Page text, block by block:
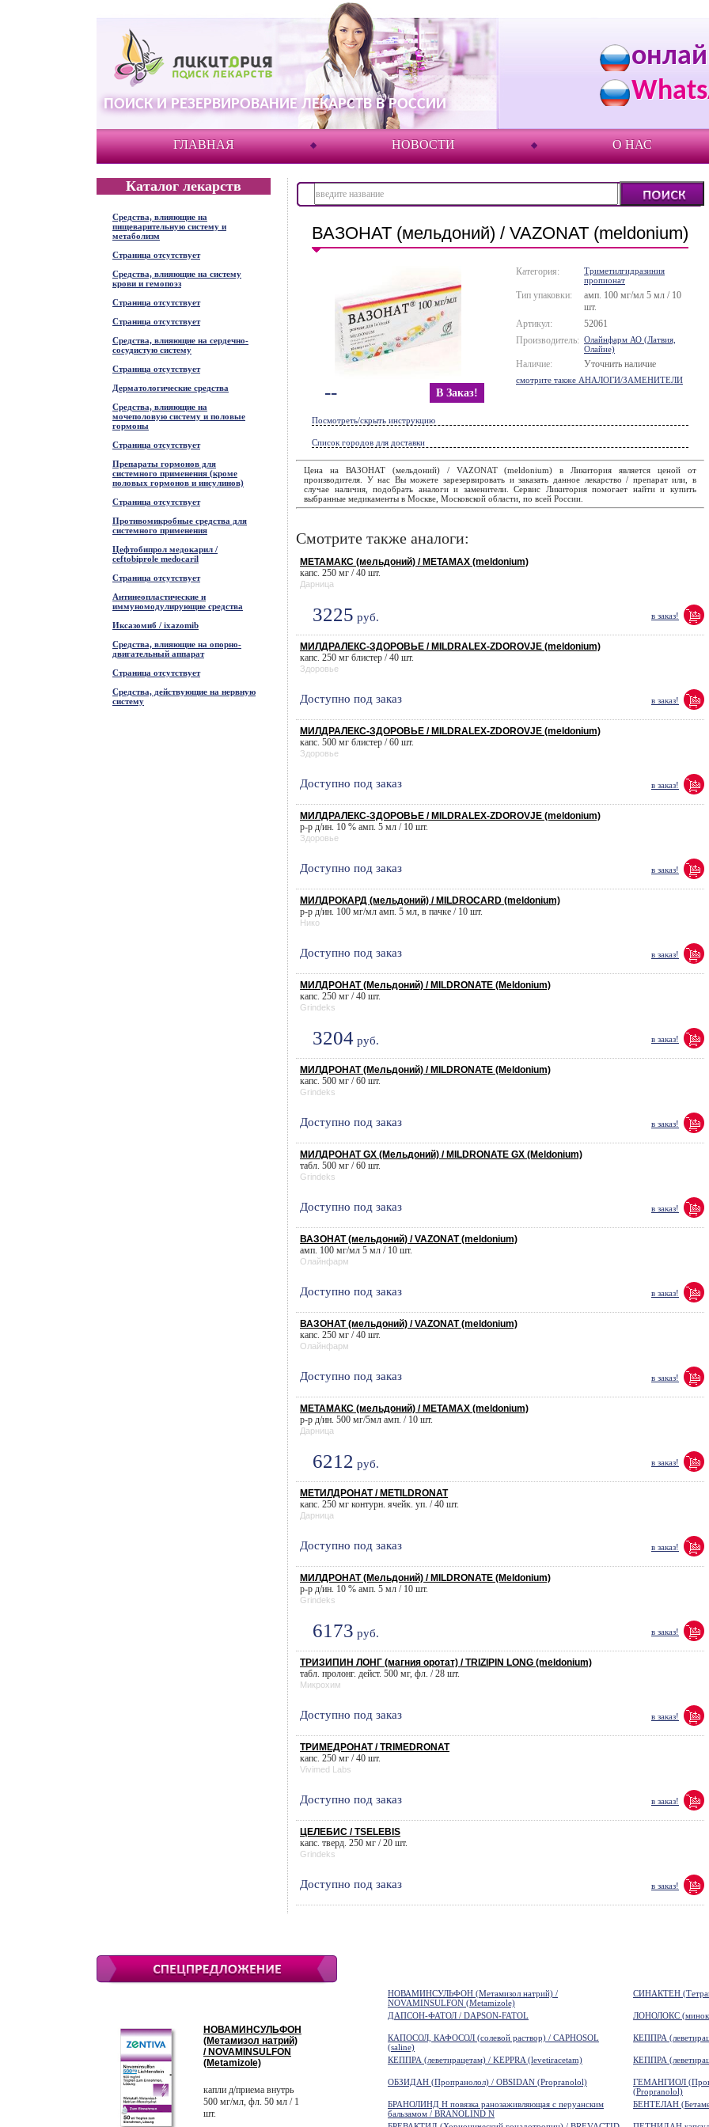
ПОИСК И РЕЗЕРВИРОВАНИЕ ЛЕКАРСТВ В РОССИИ
ГЛАВНАЯ НОВОСТИ О НАС
Каталог лекарств
Средства, влияющие на
пищеварительную систему и
метаболизм
Страница отсутствует
Средства, влияющие на систему
крови и гемопоэз
Страница отсутствует
Страница отсутствует
Средства, влияющие на сердечно-
сосудистую систему
Страница отсутствует
Дерматологические средства
Средства, влияющие на
мочеполовую систему и половые
гормоны
Страница отсутствует
Препараты гормонов для
системного применения (кроме
половых гормонов и инсулинов)
Страница отсутствует
Противомикробные средства для
системного применения
Цефтобипрол медокарил /
ceftobiprole medocaril
Страница отсутствует
Антинеопластические и
иммуномодулирующие средства
Иксазомиб / ixazomib
Средства, влияющие на опорно-
двигательный аппарат
Страница отсутствует
Средства, действующие на нервную
систему
ВАЗОНАТ (мельдоний) / VAZONAT (meldonium)
-- В Заказ!
Категория:
Триметилгидразиния
пропионат
Тип упаковки:
амп. 100 мг/мл 5 мл / 10
шт.
Артикул:
52061
Производитель: Олайнфарм АО (Латвия,
Олайне)
Наличие: Уточнить наличие
смотрите также АНАЛОГИ/ЗАМЕНИТЕЛИ
Посмотреть/скрыть инструкцию
Список городов для доставки
Цена на ВАЗОНАТ (мельдоний) / VAZONAT (meldonium) в Ликитория является ценой от
производителя. У нас Вы можете зарезервировать и заказать данное лекарство / препарат или, в
случае наличия, подобрать аналоги и заменители. Сервис Ликитория помогает найти и купить
выбранные медикаменты в Москве, Московской области, по всей России.
Смотрите также аналоги:
МЕТАМАКС (мельдоний) / METAMAX (meldonium)
капс. 250 мг / 40 шт.
Дарница
3225 руб. в заказ!
МИЛДРАЛЕКС-ЗДОРОВЬЕ / MILDRALEX-ZDOROVJE (meldonium)
капс. 250 мг блистер / 40 шт.
Здоровье
Доступно под заказ в заказ!
МИЛДРАЛЕКС-ЗДОРОВЬЕ / MILDRALEX-ZDOROVJE (meldonium)
капс. 500 мг блистер / 60 шт.
Здоровье
Доступно под заказ в заказ!
МИЛДРАЛЕКС-ЗДОРОВЬЕ / MILDRALEX-ZDOROVJE (meldonium)
р-р д/ин. 10 % амп. 5 мл / 10 шт.
Здоровье
Доступно под заказ в заказ!
МИЛДРОКАРД (мельдоний) / MILDROCARD (meldonium)
р-р д/ин. 100 мг/мл амп. 5 мл, в пачке / 10 шт.
Нико
Доступно под заказ в заказ!
МИЛДРОНАТ (Мельдоний) / MILDRONATE (Meldonium)
капс. 250 мг / 40 шт.
Grindeks
3204 руб. в заказ!
МИЛДРОНАТ (Мельдоний) / MILDRONATE (Meldonium)
капс. 500 мг / 60 шт.
Grindeks
Доступно под заказ в заказ!
МИЛДРОНАТ GX (Мельдоний) / MILDRONATE GX (Meldonium)
табл. 500 мг / 60 шт.
Grindeks
Доступно под заказ в заказ!
ВАЗОНАТ (мельдоний) / VAZONAT (meldonium)
амп. 100 мг/мл 5 мл / 10 шт.
Олайнфарм
Доступно под заказ в заказ!
ВАЗОНАТ (мельдоний) / VAZONAT (meldonium)
капс. 250 мг / 40 шт.
Олайнфарм
Доступно под заказ в заказ!
МЕТАМАКС (мельдоний) / METAMAX (meldonium)
р-р д/ин. 500 мг/5мл амп. / 10 шт.
Дарница
6212 руб. в заказ!
МЕТИЛДРОНАТ / METILDRONAT
капс. 250 мг контурн. ячейк. уп. / 40 шт.
Дарница
Доступно под заказ в заказ!
МИЛДРОНАТ (Мельдоний) / MILDRONATE (Meldonium)
р-р д/ин. 10 % амп. 5 мл / 10 шт.
Grindeks
6173 руб. в заказ!
ТРИЗИПИН ЛОНГ (магния оротат) / TRIZIPIN LONG (meldonium)
табл. пролонг. дейст. 500 мг, фл. / 28 шт.
Микрохим
Доступно под заказ в заказ!
ТРИМЕДРОНАТ / TRIMEDRONAT
капс. 250 мг / 40 шт.
Vivimed Labs
Доступно под заказ в заказ!
ЦЕЛЕБИС / TSELEBIS
капс. тверд. 250 мг / 20 шт.
Grindeks
Доступно под заказ в заказ!
НОВАМИНСУЛЬФОН
(Метамизол натрий)
/ NOVAMINSULFON
(Metamizole)
капли д/приема внутрь
500 мг/мл, фл. 50 мл / 1
шт.
НОВАМИНСУЛЬФОН (Метамизол натрий) /
NOVAMINSULFON (Metamizole)
СИНАКТЕН
ДАПСОН-ФАТОЛ / DAPSON-FATOL ЛОНОЛОКС
КАПОСОЛ, КАФОСОЛ (солевой раствор) / CAPHOSOL
(saline)
КЕППРА
КЕППРА (леветирацетам) / KEPPRA (levetiracetam) КЕППРА
ОБЗИДАН (Пропранолол) / OBSIDAN (Propranolol)
ГЕМАНГИОЛ
(Propranolol)
БРАНОЛИНД Н повязка ранозаживляющая с перуанским
бальзамом / BRANOLIND N
БЕНТЕЛАН